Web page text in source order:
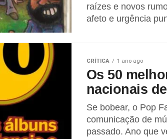
raízes e novos
afeto e urgência
CRÍTICA 1 ano ago
Os 50
nacionais
Se bobear, o Pop
comunicação de
passado. Ano que